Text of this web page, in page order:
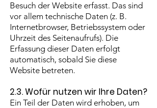
Besuch der Website erfasst. Das sind
vor allem technische Daten (z. B.
Internetbrowser, Betriebssystem oder
Uhrzeit des Seitenaufrufs). Die
Erfassung dieser Daten erfolgt
automatisch, sobald Sie diese
Website betreten.
2.3. Wofür nutzen wir Ihre Daten?
Ein Teil der Daten wird erhoben, um